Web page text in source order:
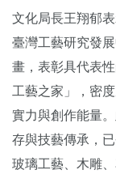
文化局長王翔郁
臺灣工藝研究發
畫，表彰具代表
工藝之家」，密
實力與創作能量
存與技藝傳承，
玻璃工藝、木雕